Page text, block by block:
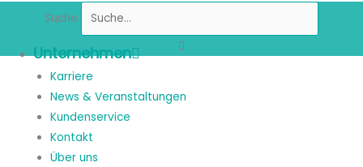
Suche
Unternehmen
Karriere
News & Veranstaltungen
Kundenservice
Kontakt
Über uns